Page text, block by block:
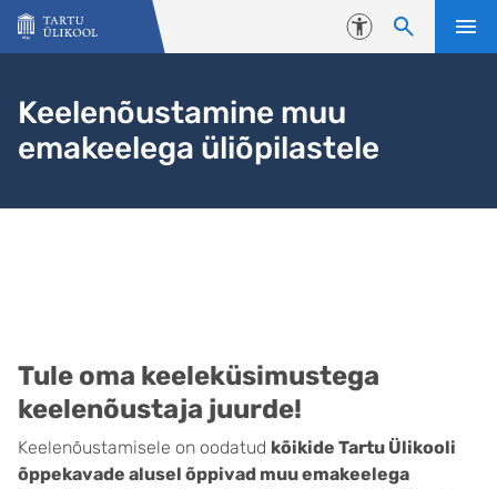
Liigu edasi põhisisu juurde
Juurdepääsetavus
Keelenõustamine muu
emakeelega üliõpilastele
Tule oma keeleküsimustega
keelenõustaja juurde!
Keelenõustamisele on oodatud kõikide Tartu Ülikooli
õppekavade alusel õppivad muu emakeelega